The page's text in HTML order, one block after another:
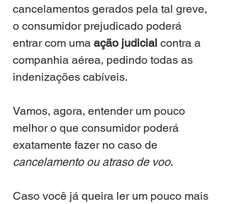
cancelamentos gerados pela tal greve,
o consumidor prejudicado poderá
entrar com uma ação judicial contra a
companhia aérea, pedindo todas as
indenizações cabíveis.
Vamos, agora, entender um pouco
melhor o que consumidor poderá
exatamente fazer no caso de
cancelamento ou atraso de voo.
Caso você já queira ler um pouco mais